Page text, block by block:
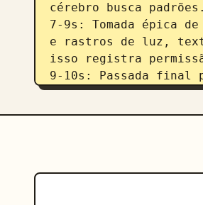
cérebro busca
7-9s: Tomada épica
e rastros de luz,
isso registra
9-10s: Passada final
desaparece
branco como no